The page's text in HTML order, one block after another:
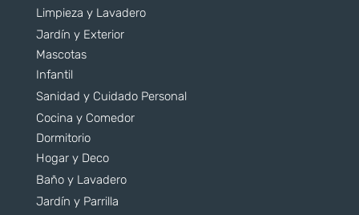
Limpieza y Lavadero
Jardín y Exterior
Mascotas
Infantil
Sanidad y Cuidado Personal
Cocina y Comedor
Dormitorio
Hogar y Deco
Baño y Lavadero
Jardín y Parrilla